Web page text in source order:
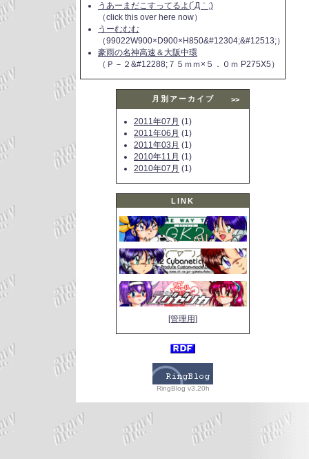
うあーまだこすってるよ(´Д｀;)
（click this over here now）
うーむむむ
（99022W900×D900×H850&#12304;&#12513;）
豪雨の名神高速＆大阪中環
（Ｐ－２&#12288;７５ｍｍ×５．０ｍ P275X5）
月別アーカイブ >>
2011年07月 (1)
2011年06月 (1)
2011年03月 (1)
2010年11月 (1)
2010年07月 (1)
LINK
[管理用]
RingBlog v3.20h